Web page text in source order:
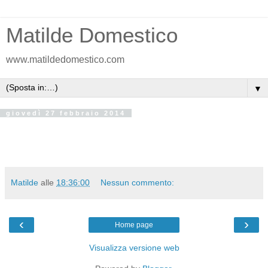
Matilde Domestico
www.matildedomestico.com
▼
giovedì 27 febbraio 2014
Matilde alle 18:36:00 Nessun commento:
‹ ›
Home page
Visualizza versione web